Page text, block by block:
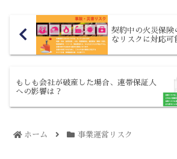
契約中の火災保険
なリスクに対応可
もしも会社が破産した場合、連帯保証人
への影響は？
ホーム 事業運営リスク